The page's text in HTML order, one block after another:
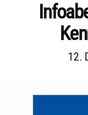
Kategorien
12.